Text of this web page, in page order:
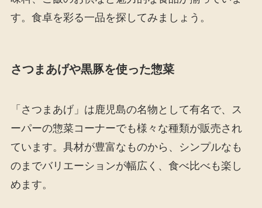
す。食卓を彩る一品を探してみましょう。
さつまあげや黒豚を使った惣菜
「さつまあげ」は鹿児島の名物として有名で、ス
ーパーの惣菜コーナーでも様々な種類が販売され
ています。具材が豊富なものから、シンプルなも
のまでバリエーションが幅広く、食べ比べも楽し
めます。